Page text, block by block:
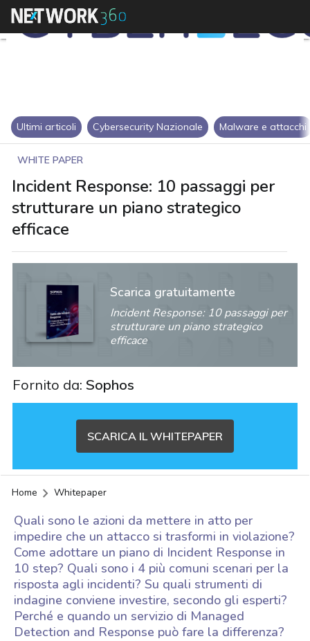
Ultimi articoli Cybersecurity Nazionale Malware e attacchi
WHITE PAPER
Incident Response: 10 passaggi per
strutturare un piano strategico
efficace
Scarica gratuitamente
Incident Response: 10 passaggi per
strutturare un piano strategico
efficace
Fornito da: Sophos
SCARICA IL WHITEPAPER
Home Whitepaper
Quali sono le azioni da mettere in atto per
impedire che un attacco si trasformi in violazione?
Come adottare un piano di Incident Response in
10 step? Quali sono i 4 più comuni scenari per la
risposta agli incidenti? Su quali strumenti di
indagine conviene investire, secondo gli esperti?
Perché e quando un servizio di Managed
Detection and Response può fare la differenza?